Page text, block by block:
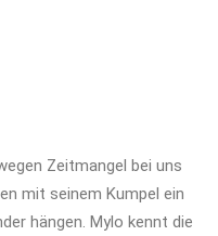
Zeitmangel bei uns
mit seinem Kumpel ein
hängen. Mylo kennt die